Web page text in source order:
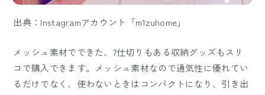
出典：Instagramアカウント「m1zuhome」
メッシュ素材でできた、7仕切りもある収納グッズもスリ
コで購入できます。メッシュ素材なので通気性に優れてい
るだけでなく、使わないときはコンパクトになり、引き出